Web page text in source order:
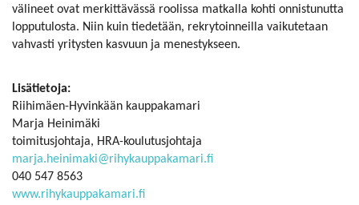
välineet ovat merkittävässä roolissa matkalla kohti onnistunutta
lopputulosta. Niin kuin tiedetään, rekrytoinneilla vaikutetaan
vahvasti yritysten kasvuun ja menestykseen.
Lisätietoja:
Riihimäen-Hyvinkään kauppakamari
Marja Heinimäki
toimitusjohtaja, HRA-koulutusjohtaja
marja.heinimaki@rihykauppakamari.fi
040 547 8563
www.rihykauppakamari.fi